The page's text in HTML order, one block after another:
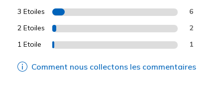
3 Etoiles 6
2 Etoiles 2
1 Etoile 1
Comment nous collectons les commentaires